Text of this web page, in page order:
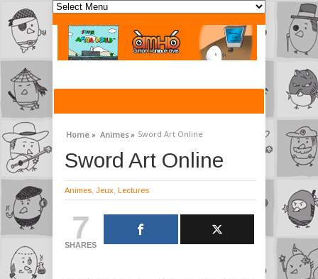
Home » Animes » Sword Art Online
Sword Art Online
Animes Jeux Lectures
7
SHARES